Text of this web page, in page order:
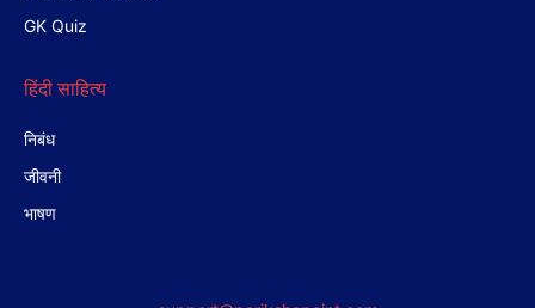
GK Quiz
हिंदी साहित्य
निबंध
जीवनी
भाषण